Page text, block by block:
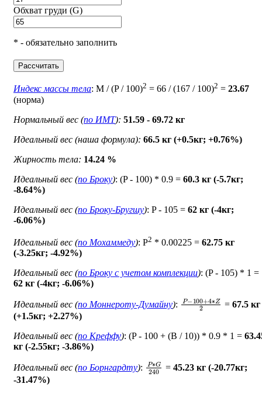
Обхват груди (G)
* - обязательно заполнить
Рассчитать
Индекс массы тела: M / (P / 100)2 = 66 / (167 / 100)2 = 23.67
(норма)
Нормальный вес (по ИМТ): 51.59 - 69.72 кг
Идеальный вес (наша формула): 66.5 кг (+0.5кг; +0.76%)
Жирность тела: 14.24 %
Идеальный вес (по Броку): (P - 100) * 0.9 = 60.3 кг (-5.7кг;
-8.64%)
Идеальный вес (по Броку-Бругшу): P - 105 = 62 кг (-4кг;
-6.06%)
Идеальный вес (по Мохаммеду): P2 * 0.00225 = 62.75 кг
(-3.25кг; -4.92%)
Идеальный вес (по Броку c учетом комплекции): (P - 105) * 1 =
62 кг (-4кг; -6.06%)
Идеальный вес (по Моннероту-Думайну): P− 100 +4∗ 2
=67.5 кг
(+1.5кг; +2.27%)
Идеальный вес (по Креффу): (P - 100 + (B / 10)) * 0.9 * 1 =
кг (-2.55кг; -3.86%)
Идеальный вес (по Борнгардту): P∗G 240
=45.23 кг (-20.77кг;
-31.47%)